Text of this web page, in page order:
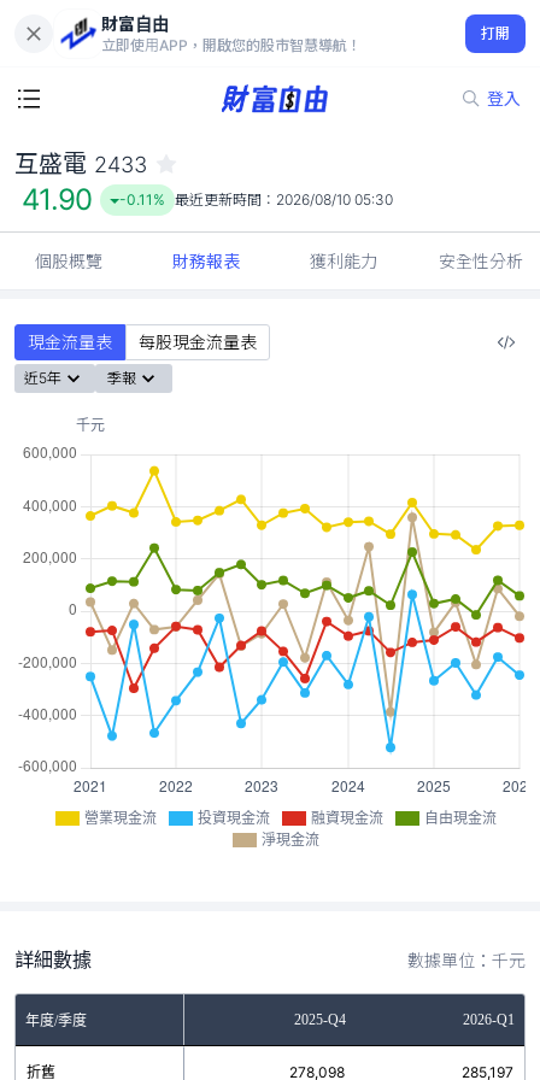
財富自由
立即使用APP，開啟您的股市智慧導航！
打開
登入
41.90
-0.11%
互盛電 2433
41.90 -0.11% 最近更新時間： 2026/08/10 05:30
個股概覽 財務報表 獲利能力 安全性分析
現金流量表 每股現金流量表
近5年 季報
營業現金流 投資現金流 融資現金流
自由現金流
淨現金流
詳細數據 數據單位：千元
年度/季度 2025-Q4 2026-Q1
折舊 278,098 285,197